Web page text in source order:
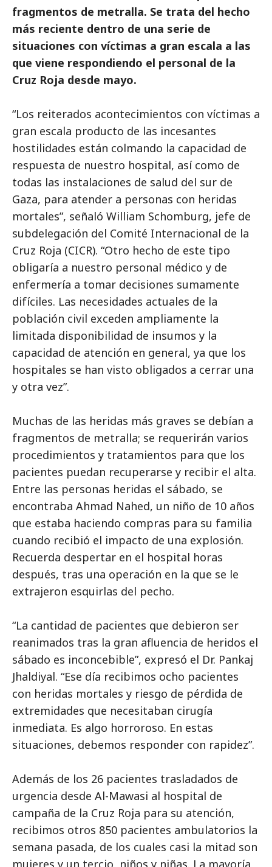
fragmentos de metralla. Se trata del hecho
más reciente dentro de una serie de
situaciones con víctimas a gran escala a las
que viene respondiendo el personal de la
Cruz Roja desde mayo.
“Los reiterados acontecimientos con víctimas a
gran escala producto de las incesantes
hostilidades están colmando la capacidad de
respuesta de nuestro hospital, así como de
todas las instalaciones de salud del sur de
Gaza, para atender a personas con heridas
mortales”, señaló William Schomburg, jefe de
subdelegación del Comité Internacional de la
Cruz Roja (CICR). “Otro hecho de este tipo
obligaría a nuestro personal médico y de
enfermería a tomar decisiones sumamente
difíciles. Las necesidades actuales de la
población civil exceden ampliamente la
limitada disponibilidad de insumos y la
capacidad de atención en general, ya que los
hospitales se han visto obligados a cerrar una
y otra vez”.
Muchas de las heridas más graves se debían a
fragmentos de metralla; se requerirán varios
procedimientos y tratamientos para que los
pacientes puedan recuperarse y recibir el alta.
Entre las personas heridas el sábado, se
encontraba Ahmad Nahed, un niño de 10 años
que estaba haciendo compras para su familia
cuando recibió el impacto de una explosión.
Recuerda despertar en el hospital horas
después, tras una operación en la que se le
extrajeron esquirlas del pecho.
“La cantidad de pacientes que debieron ser
reanimados tras la gran afluencia de heridos el
sábado es inconcebible”, expresó el Dr. Pankaj
Jhaldiyal. “Ese día recibimos ocho pacientes
con heridas mortales y riesgo de pérdida de
extremidades que necesitaban cirugía
inmediata. Es algo horroroso. En estas
situaciones, debemos responder con rapidez”.
Además de los 26 pacientes trasladados de
urgencia desde Al-Mawasi al hospital de
campaña de la Cruz Roja para su atención,
recibimos otros 850 pacientes ambulatorios la
semana pasada, de los cuales casi la mitad son
mujeres y un tercio, niños y niñas. La mayoría